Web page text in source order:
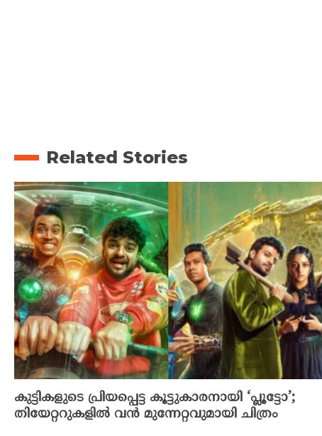
Related Stories
കുട്ടികളുടെ പ്രിയപ്പെട്ട കൂട്ടുകാരനായി ‘പ്ലൂട്ടോ’;
തിയേറ്ററുകളിൽ വൻ മുന്നേറ്റവുമായി ചിത്രം